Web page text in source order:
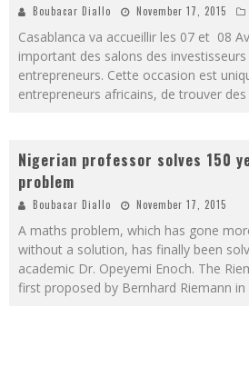
Boubacar Diallo November 17, 2015
Casablanca va accueillir les 07 et 08
important des salons des
entrepreneurs. Cette occasion est
entrepreneurs africains, de trouver
Nigerian professor solves 150
problem
Boubacar Diallo November 17, 2015
A maths problem, which has gone
without a solution, has finally been
academic Dr. Opeyemi Enoch. The
first proposed by Bernhard Riemann in